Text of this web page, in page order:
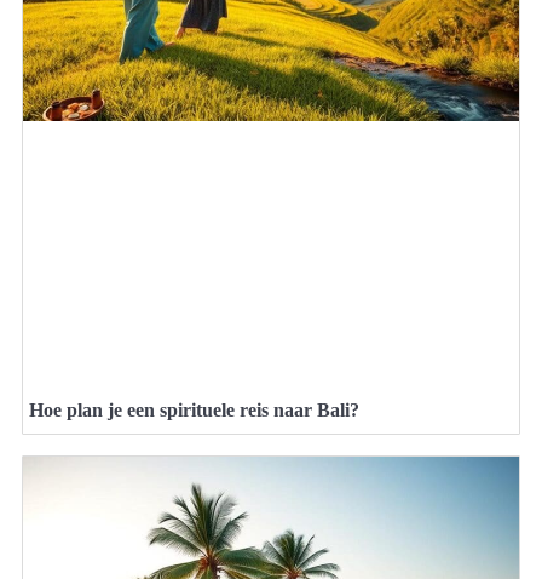
Hoe plan je een spirituele reis naar Bali?